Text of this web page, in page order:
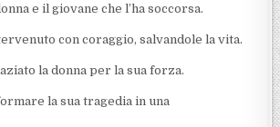
e il giovane che l’ha soccorsa.
con coraggio, salvandole la vita.
la donna per la sua forza.
la sua tragedia in una